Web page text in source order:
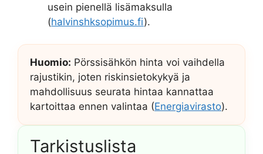
usein pienellä lisämaksulla
(halvinshksopimus.fi).
Huomio: Pörssisähkön hinta voi vaihdella
rajustikin, joten riskinsietokykyä ja
mahdollisuus seurata hintaa kannattaa
kartoittaa ennen valintaa (Energiavirasto).
Tarkistuslista